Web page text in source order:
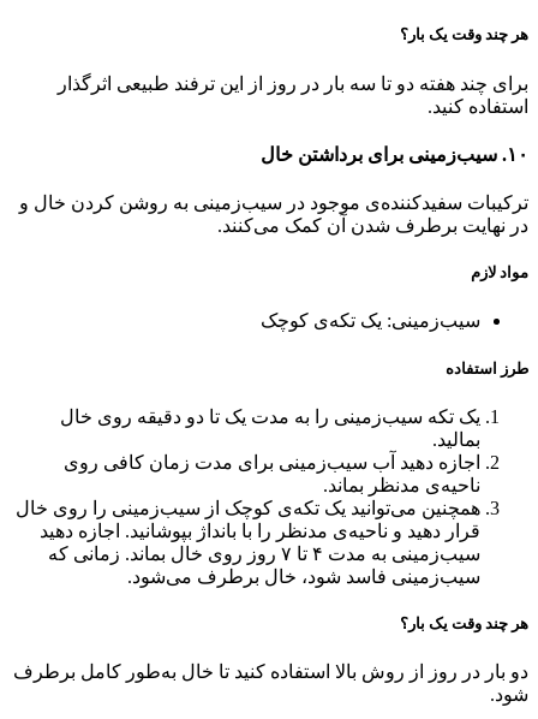
هر چند وقت یک بار؟
برای چند هفته دو تا سه بار در روز از این ترفند طبیعی اثرگذار
استفاده کنید.
۱۰. سیب‌زمینی برای برداشتن خال
ترکیبات سفیدکننده‌ی موجود در سیب‌زمینی به روشن کردن خال و
در نهایت برطرف شدن آن کمک می‌کنند.
مواد لازم
سیب‌زمینی: یک تکه‌ی کوچک
طرز استفاده
یک تکه سیب‌زمینی را به مدت یک تا دو دقیقه روی خال
بمالید.
اجازه دهید آب سیب‌زمینی برای مدت زمان کافی روی
ناحیه‌ی مدنظر بماند.
همچنین می‌توانید یک تکه‌ی کوچک از سیب‌زمینی را روی خال
قرار دهید و ناحیه‌ی مدنظر را با بانداژ بپوشانید. اجازه دهید
سیب‌زمینی به مدت ۴ تا ۷ روز روی خال بماند. زمانی که
سیب‌زمینی فاسد شود، خال برطرف می‌شود.
هر چند وقت یک بار؟
دو بار در روز از روش بالا استفاده کنید تا خال به‌طور کامل برطرف
شود‌.